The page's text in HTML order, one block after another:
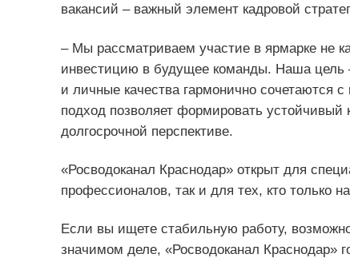
вакансий – важный элемент кадровой
– Мы рассматриваем участие в ярмарке не
инвестицию в будущее команды. Наша цель
и личные качества гармонично сочетаются
подход позволяет формировать устойчивый
долгосрочной перспективе.
«Росводоканал Краснодар» открыт для
профессионалов, так и для тех, кто только
Если вы ищете стабильную работу,
значимом деле, «Росводоканал Краснодар»